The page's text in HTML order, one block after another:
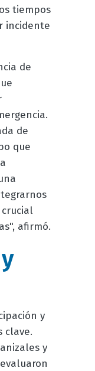
tiempos
incidente
de
de
que
afirmó.
y
clave.
y